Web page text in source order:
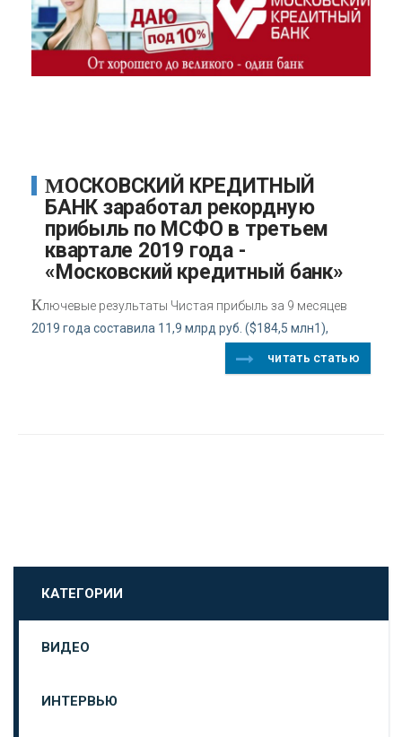
МОСКОВСКИЙ КРЕДИТНЫЙ
БАНК заработал рекордную
прибыль по МСФО в третьем
квартале 2019 года -
«Московский кредитный банк»
Ключевые результаты Чистая прибыль за 9 месяцев
2019 года составила 11,9 млрд руб. ($184,5 млн1),
читать статью
КАТЕГОРИИ
ВИДЕО
ИНТЕРВЬЮ